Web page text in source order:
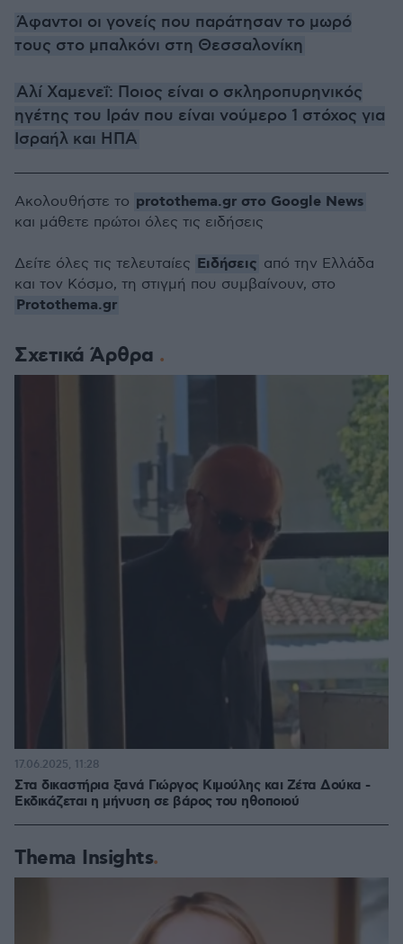
Άφαντοι οι γονείς που παράτησαν το μωρό
τους στο μπαλκόνι στη Θεσσαλονίκη
Αλί Χαμενεΐ: Ποιος είναι ο σκληροπυρηνικός
ηγέτης του Ιράν που είναι νούμερο 1 στόχος για
Ισραήλ και ΗΠΑ
Σχετικά Άρθρα
Στα δικαστήρια ξανά Γιώργος Κιμούλης και Ζέτα Δούκα -
Εκδικάζεται η μήνυση σε βάρος του ηθοποιού
17.06.2025, 11:28
Thema Insights
Ακολουθήστε το protothema.gr στο Google News
και μάθετε πρώτοι όλες τις ειδήσεις
Δείτε όλες τις τελευταίες Ειδήσεις από την Ελλάδα
και τον Κόσμο, τη στιγμή που συμβαίνουν, στο
Protothema.gr